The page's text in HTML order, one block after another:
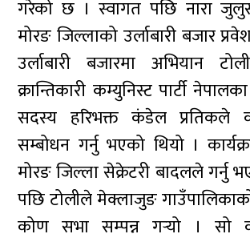
गरेको छ । स्वागत पछि नारा
मोरङ जिल्लाको उर्लाबारी बजार
उर्लाबारी बजारमा अभियान
क्रान्तिकारी कम्युनिस्ट पार्टी
सदस्य हरिभक्त कंडेल प्रतिकले
सम्बोधन गर्नु भएको थियो ।
मोरङ जिल्ला सेक्रेटरी बादलले गर्नु
पछि टोलीले मेक्लाजुङ
कोण सभा सम्पन्न गर्‍यो । सो